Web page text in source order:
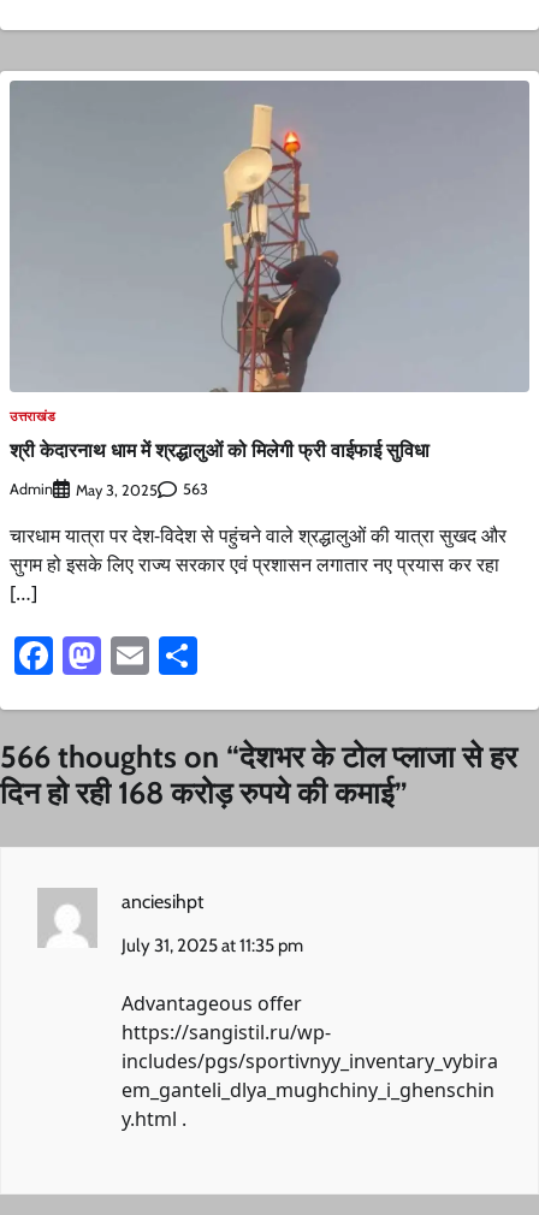
उत्तराखंड
श्री केदारनाथ धाम में श्रद्धालुओं को मिलेगी फ्री वाईफाई सुविधा
Admin May 3, 2025 563
चारधाम यात्रा पर देश-विदेश से पहुंचने वाले श्रद्धालुओं की यात्रा सुखद और
सुगम हो इसके लिए राज्य सरकार एवं प्रशासन लगातार नए प्रयास कर रहा
[…]
Facebook
Mastodon
Email
566 thoughts on “देशभर के टोल प्लाजा से हर
दिन हो रही 168 करोड़ रुपये की कमाई”
anciesihpt
July 31, 2025 at 11:35 pm
Advantageous offer
https://sangistil.ru/wp-
includes/pgs/sportivnyy_inventary_vybira
em_ganteli_dlya_mughchiny_i_ghenschin
y.html .